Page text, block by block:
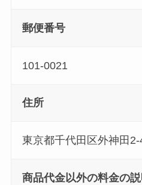
郵便番号
101-0021
住所
東京都千代田区外神田
商品代金以外の料金の説